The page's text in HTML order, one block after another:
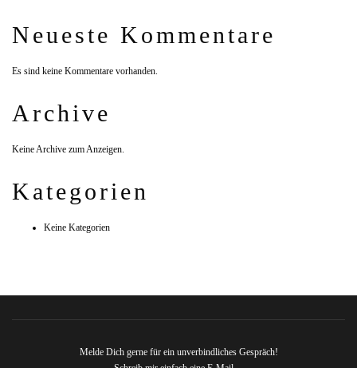
Neueste Kommentare
Es sind keine Kommentare vorhanden.
Archive
Keine Archive zum Anzeigen.
Kategorien
Keine Kategorien
Melde Dich gerne für ein unverbindliches Gespräch!